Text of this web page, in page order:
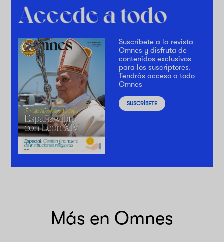
Suscríbete a la revista
Omnes y disfruta de
contenidos exclusivos
para los suscriptores.
Tendrás acceso a todo
Omnes
SUSCRÍBETE
Más en Omnes